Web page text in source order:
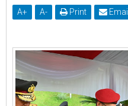
A+ A- Print Email